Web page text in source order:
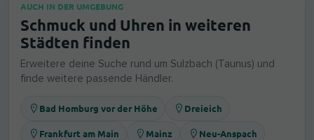
AUCH IN DER UMGEBUNG
Schmuck und Uhren in weiteren
Städten finden
Erweitere deine Suche rund um Sulzbach (Taunus) und
finde weitere passende Händler.
Bad Homburg vor der Höhe Dreieich
Frankfurt am Main Mainz Neu-Anspach